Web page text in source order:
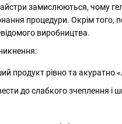
замислюються, чому
процедури. Окрім того,
виробництва.
продукт рівно та акуратно
до слабкого зчеплення і